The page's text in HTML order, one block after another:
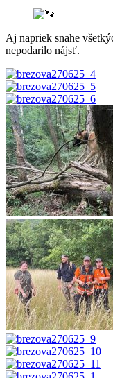
Aj napriek snahe
nepodarilo nájsť.